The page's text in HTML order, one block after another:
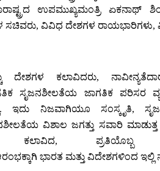
ಉಪಮುಖ್ಯಮಂತ್ರಿ ಏಕನಾಥ್
ಸಚಿವರು, ವಿವಿಧ ದೇಶಗಳ
ದೇಶಗಳ ಕಲಾವಿದರು,
ಸೃಜನಶೀಲತೆಯ ಜಾಗತಿಕ ಪರಿಸರ
ಇದು ನಿಜವಾಗಿಯೂ
ವಿಶಾಲ ಜಗತ್ತು ಸವಾರಿ
ಕಲಾವಿದ, ಪ್ರತಿಯೊಬ್ಬ
ಭಾರತ ಮತ್ತು ವಿದೇಶಗಳಿಂದ ಇಲ್ಲಿ